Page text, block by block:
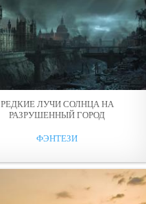
РЕДКИЕ ЛУЧИ СОЛНЦА НА
РАЗРУШЕННЫЙ ГОРОД
ФЭНТЕЗИ